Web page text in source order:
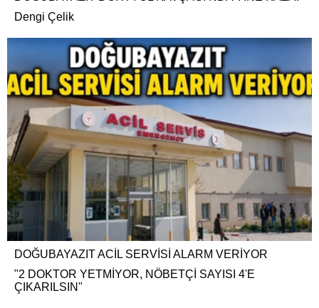
Dengi Çelik
DOĞUBAYAZIT ACİL SERVİSİ ALARM VERİYOR
"2 DOKTOR YETMİYOR, NÖBETÇİ SAYISI 4'E
ÇIKARILSIN"